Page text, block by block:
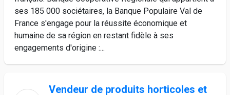
ses 185 000 sociétaires, la Banque Populaire Val de
France s'engage pour la réussite économique et
humaine de sa région en restant fidèle à ses
engagements d'origine :...
Vendeur de produits horticoles et